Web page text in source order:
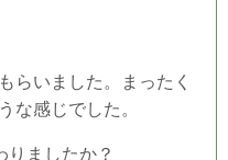
らいました。まったく
な感じでした。
りましたか？